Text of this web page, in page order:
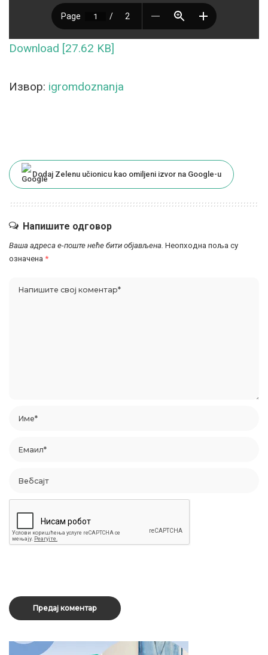
Download [27.62 KB]
Извор: igromdoznanja
Dodaj Zelenu učionicu kao omiljeni izvor na Google-u
Напишите одговор
Ваша адреса е-поште неће бити објављена. Неопходна поља су
означена *